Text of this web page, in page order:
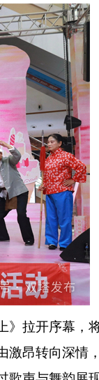
拉开序幕，
激昂转向深情